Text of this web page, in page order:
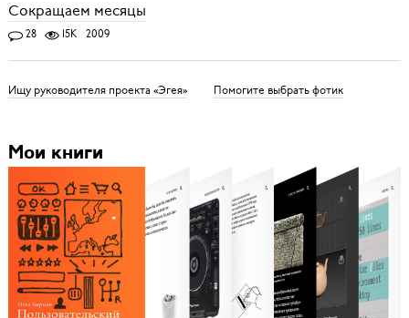
Сокращаем месяцы
28 15K 2009
Ищу руководителя проекта «Эгея» Помогите выбрать фотик
Мои книги